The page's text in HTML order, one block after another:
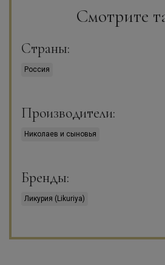
Смотрите
Страны:
Россия
Производители:
Николаев и сыновья
Бренды:
Ликурия (Likuriya)